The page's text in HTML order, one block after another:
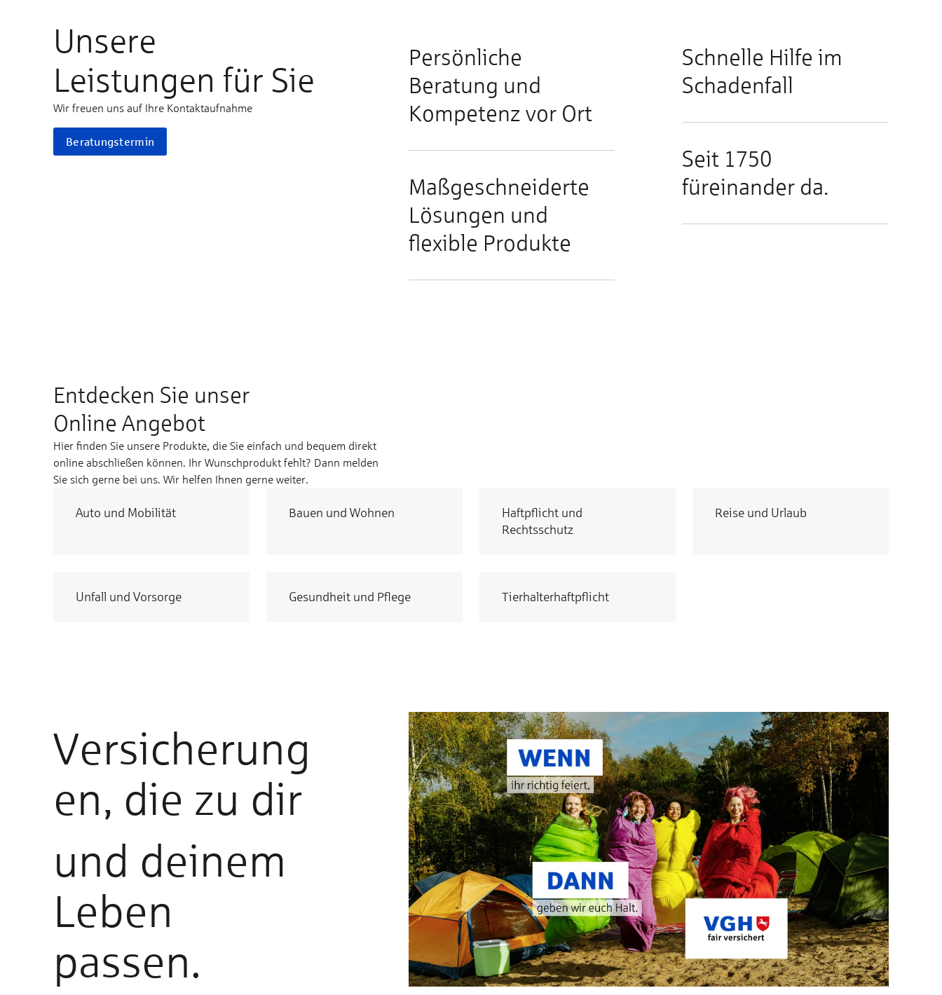
Unsere
Leistungen für Sie
Wir freuen uns auf Ihre Kontaktaufnahme
Beratungstermin
Persönliche
Beratung und
Kompetenz vor Ort
Maßgeschneiderte
Lösungen und
flexible Produkte
Schnelle Hilfe im
Schadenfall
Seit 1750
füreinander da.
Entdecken Sie unser
Online Angebot
Hier finden Sie unsere Produkte, die Sie einfach und bequem direkt
online abschließen können. Ihr Wunschprodukt fehlt? Dann melden
Sie sich gerne bei uns. Wir helfen Ihnen gerne weiter.
Auto und Mobilität Bauen und Wohnen
Haftpflicht und
Rechtsschutz
Reise und Urlaub
Unfall und Vorsorge Gesundheit und Pflege Tierhalterhaftpflicht
Versicherung
en, die zu dir
und deinem
Leben
passen.